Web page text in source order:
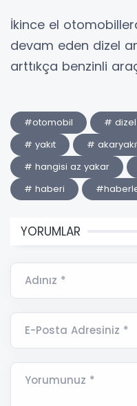
İkince el
devam eden dizel
arttıkça benzinli
#otomobil #
# yakıt
#
# hangisi az yakar
# haberi
YORUMLAR
Adınız *
E-Posta Adresiniz *
Yorumunuz *